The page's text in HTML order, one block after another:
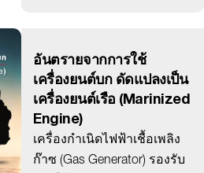
อันตรายจากการใช้
เครื่องยนต์บก ดัดแปลงเป็น
เครื่องยนต์เรือ (Marinized
Engine)
เครื่องกำเนิดไฟฟ้าเชื้อเพลิง
ก๊าซ (Gas Generator) รองรับ